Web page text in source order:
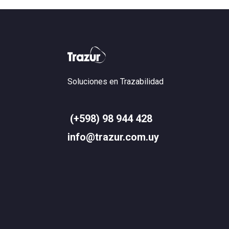
Soluciones en Trazabilidad
(+598) 98 944 428
info@trazur.com.uy